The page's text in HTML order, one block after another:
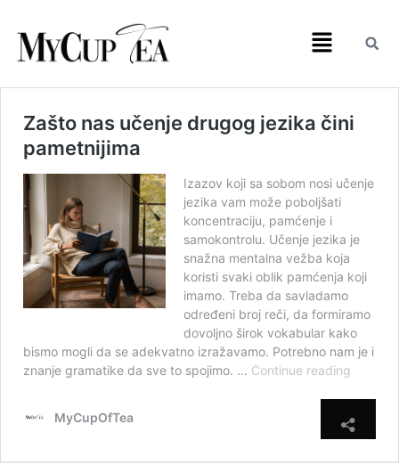
Zašto nas učenje drugog jezika čini
pametnijima
Izazov koji sa sobom nosi učenje
jezika vam može poboljšati
koncentraciju, pamćenje i
samokontrolu. Učenje jezika je
snažna mentalna vežba koja
koristi svaki oblik pamćenja koji
imamo. Treba da savladamo
određeni broj reči, da formiramo
dovoljno širok vokabular kako
bismo mogli da se adekvatno izražavamo. Potrebno nam je i
znanje gramatike da sve to spojimo. … Continue reading
MyCupOfTea